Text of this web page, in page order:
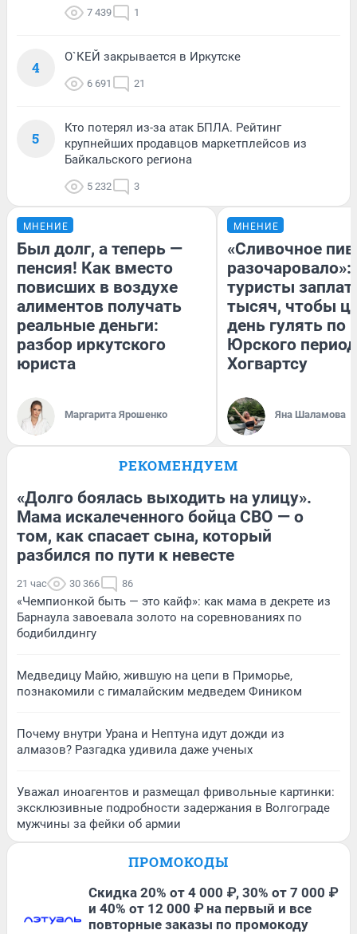
7 439 1
4
О`КЕЙ закрывается в Иркутске
6 691 21
5
Кто потерял из-за атак БПЛА. Рейтинг
крупнейших продавцов маркетплейсов из
Байкальского региона
5 232 3
МНЕНИЕ
Был долг, а теперь —
пенсия! Как вместо
повисших в воздухе
алиментов получать
реальные деньги:
разбор иркутского
юриста
Маргарита Ярошенко
МНЕНИЕ
«Сливочное
разочаровало»:
туристы
тысяч, чтобы
день гулять по
Юрского
Хогвартсу
Яна Шаламова
РЕКОМЕНДУЕМ
«Долго боялась выходить на улицу».
Мама искалеченного бойца СВО — о
том, как спасает сына, который
разбился по пути к невесте
21 час 30 366 86
«Чемпионкой быть — это кайф»: как мама в декрете из
Барнаула завоевала золото на соревнованиях по
бодибилдингу
Медведицу Майю, жившую на цепи в Приморье,
познакомили с гималайским медведем Фиником
Почему внутри Урана и Нептуна идут дожди из
алмазов? Разгадка удивила даже ученых
Уважал иноагентов и размещал фривольные картинки:
эксклюзивные подробности задержания в Волгограде
мужчины за фейки об армии
ПРОМОКОДЫ
Скидка 20% от 4 000 ₽, 30% от 7 000 ₽
и 40% от 12 000 ₽ на первый и все
повторные заказы по промокоду